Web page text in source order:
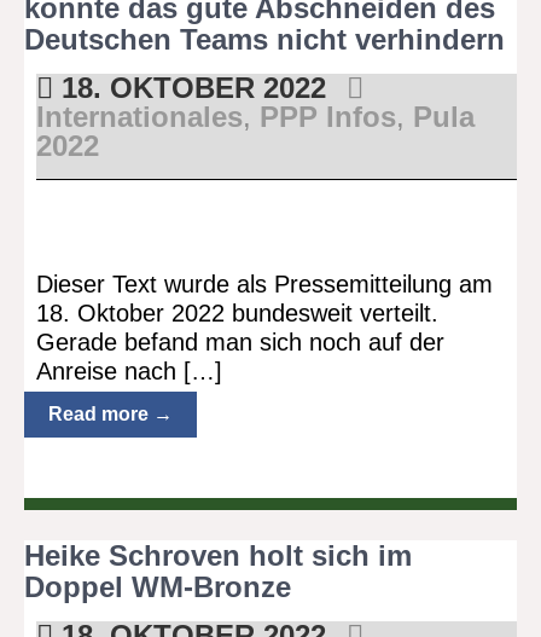
konnte das gute Abschneiden des
Deutschen Teams nicht verhindern
18. OKTOBER 2022
Internationales, PPP Infos, Pula
2022
Dieser Text wurde als Pressemitteilung am
18. Oktober 2022 bundesweit verteilt.
Gerade befand man sich noch auf der
Anreise nach […]
Read more →
Heike Schroven holt sich im
Doppel WM-Bronze